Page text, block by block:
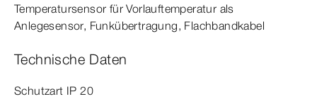
Temperatursensor für Vorlauftemperatur als
Anlegesensor, Funkübertragung, Flachbandkabel
Technische Daten
Schutzart IP 20